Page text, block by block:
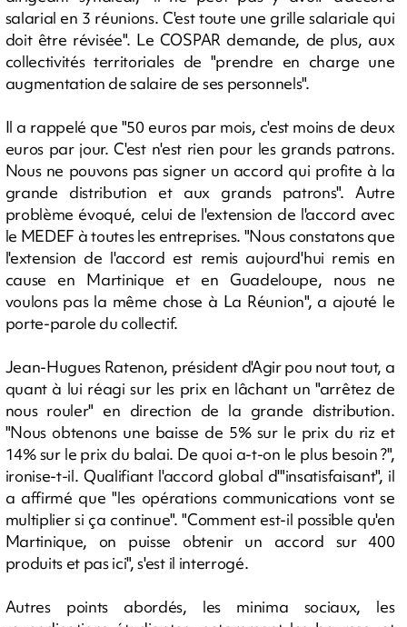
salarial en 3 réunions. C'est toute une grille salariale qui
doit être révisée". Le COSPAR demande, de plus, aux
collectivités territoriales de "prendre en charge une
augmentation de salaire de ses personnels".
Il a rappelé que "50 euros par mois, c'est moins de deux
euros par jour. C'est n'est rien pour les grands patrons.
Nous ne pouvons pas signer un accord qui profite à la
grande distribution et aux grands patrons". Autre
problème évoqué, celui de l'extension de l'accord avec
le MEDEF à toutes les entreprises. "Nous constatons que
l'extension de l'accord est remis aujourd'hui remis en
cause en Martinique et en Guadeloupe, nous ne
voulons pas la même chose à La Réunion", a ajouté le
porte-parole du collectif.
Jean-Hugues Ratenon, président d'Agir pou nout tout, a
quant à lui réagi sur les prix en lâchant un "arrêtez de
nous rouler" en direction de la grande distribution.
"Nous obtenons une baisse de 5% sur le prix du riz et
14% sur le prix du balai. De quoi a-t-on le plus besoin ?",
ironise-t-il. Qualifiant l'accord global d'"insatisfaisant", il
a affirmé que "les opérations communications vont se
multiplier si ça continue". "Comment est-il possible qu'en
Martinique, on puisse obtenir un accord sur 400
produits et pas ici", s'est il interrogé.
Autres points abordés, les minima sociaux, les